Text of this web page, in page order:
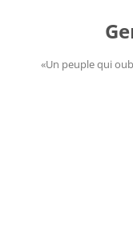
«Un peuple qui